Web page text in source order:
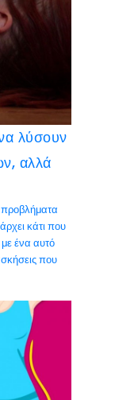
λύσουν
αλλά
προβλήματα
κάτι που
ένα αυτό
που